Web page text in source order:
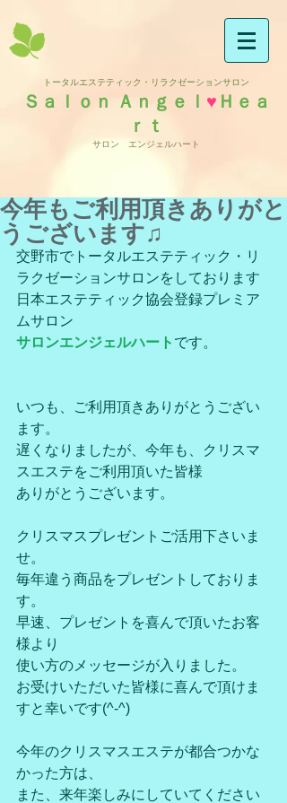
トータルエステティック・リラクゼーションサロン
Ｓａｌｏｎ Ａｎｇｅｌ ♥ Ｈｅａ
ｒｔ
サロン エンジェルハート
今年もご利用頂きありがと
うございます♫
交野市でトータルエステティック・リ
ラクゼーションサロンをしております
日本エステティック協会登録プレミア
ムサロン
サロンエンジェルハート です。
いつも、ご利用頂きありがとうござい
ます。
遅くなりましたが、今年も、クリスマ
スエステをご利用頂いた皆様
ありがとうございます。
クリスマスプレゼントご活用下さいま
せ。
毎年違う商品をプレゼントしておりま
す。
早速、プレゼントを喜んで頂いたお客
様より
使い方のメッセージが入りました。
お受けいただいた皆様に喜んで頂けま
すと幸いです(^-^)
今年のクリスマスエステが都合つかな
かった方は、
また、来年楽しみにしていてください